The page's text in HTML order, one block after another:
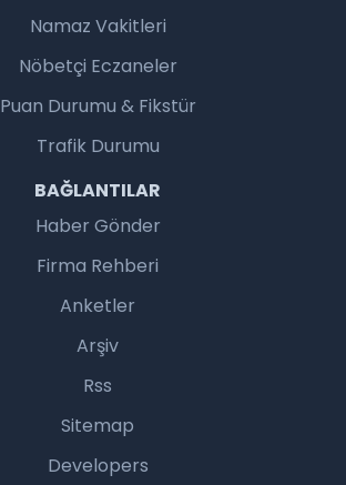
Namaz Vakitleri
Nöbetçi Eczaneler
Puan Durumu & Fikstür
Trafik Durumu
BAĞLANTILAR
Haber Gönder
Firma Rehberi
Anketler
Arşiv
Rss
Sitemap
Developers